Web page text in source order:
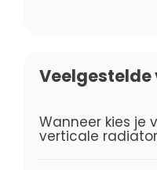
Veelgestelde
Wanneer kies je
verticale